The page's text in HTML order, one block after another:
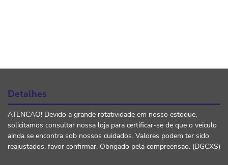
Detalhes
ATENCAO! Devido a grande rotatividade em nosso estoque,
solicitamos consultar nossa loja para certificar-se de que o veiculo
ainda se encontra sob nossos cuidados. Valores podem ter sido
reajustados, favor confirmar. Obrigado pela compreensao. (DGCXS)